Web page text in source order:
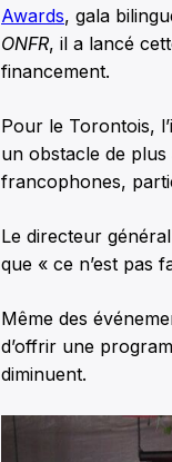
Awards, gala
ONFR, il a lancé
financement.
Pour le Torontois,
un obstacle de plus
francophones,
Le directeur
que « ce n’est pas
Même des
d’offrir une
diminuent.